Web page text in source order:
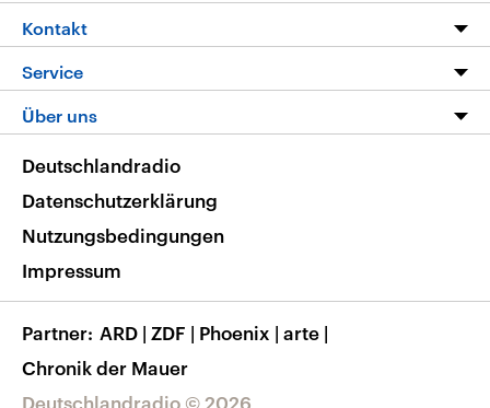
Die Nachrichten
Nachrichtenleicht
Neue Beiträge auf dlf.de
Livestream
Podcasts
Deutschlandfunk App
Nachrichten App
Frequenzen
Kontakt
Hörerservice
Service
FAQ
Veranstaltungen
Musikliste
RSS
Über uns
Barrierefreiheit
Deutschlandradio © 2026
Deutschlandradio
Datenschutzerklärung
Nutzungsbedingungen
Impressum
Partner ARD | ZDF | Phoenix | arte |
Chronik der Mauer